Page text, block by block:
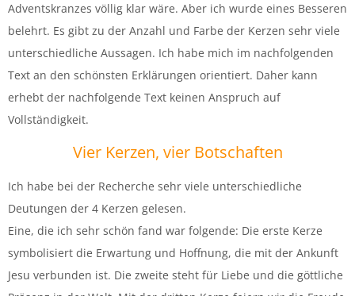
Adventskranzes völlig klar wäre. Aber ich wurde eines Besseren
belehrt. Es gibt zu der Anzahl und Farbe der Kerzen sehr viele
unterschiedliche Aussagen. Ich habe mich im nachfolgenden
Text an den schönsten Erklärungen orientiert. Daher kann
erhebt der nachfolgende Text keinen Anspruch auf
Vollständigkeit.
Vier Kerzen, vier Botschaften
Ich habe bei der Recherche sehr viele unterschiedliche
Deutungen der 4 Kerzen gelesen.
Eine, die ich sehr schön fand war folgende: Die erste Kerze
symbolisiert die Erwartung und Hoffnung, die mit der Ankunft
Jesu verbunden ist. Die zweite steht für Liebe und die göttliche